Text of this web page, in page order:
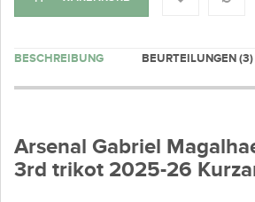
BESCHREIBUNG BEURTEILUNGEN (3)
Arsenal Gabriel
3rd trikot 2025-26